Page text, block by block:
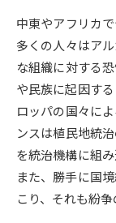
大学で学べる内
新増設大学・学部・
中東やアフリカ
多くの人々はア
な組織に対する
や民族に起因す
ロッパの国々に
ンスは植民地統
を統治機構に組
また、勝手に国
こり、それも紛